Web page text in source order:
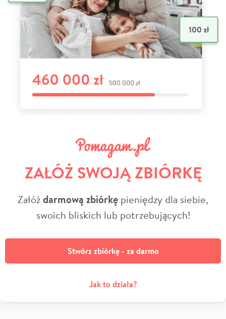
ZAŁÓŻ SWOJĄ ZBIÓRKĘ
Załóżdarmową zbiórkę pieniędzy dla siebie,
swoich bliskich lub potrzebujących!
Stwórz zbiórkę - za darmo
Jak to działa?